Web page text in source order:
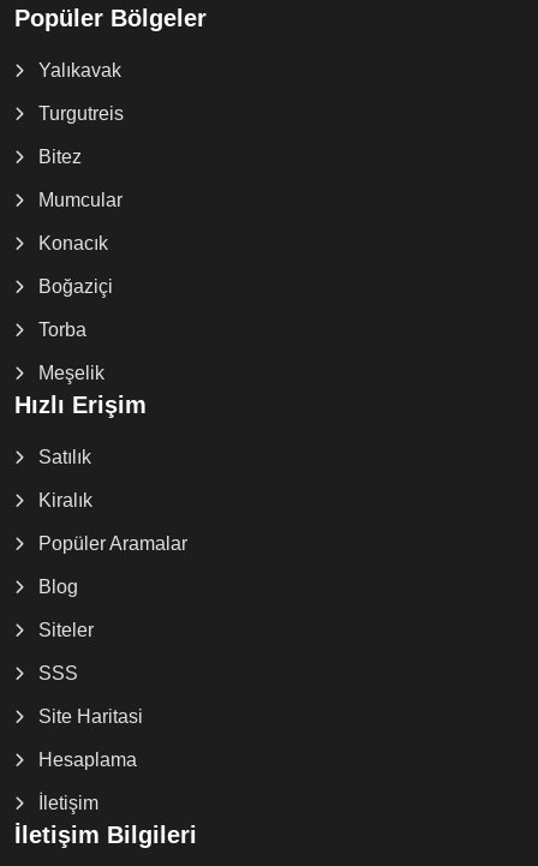
Popüler Bölgeler
Yalıkavak
Turgutreis
Bitez
Mumcular
Konacık
Boğaziçi
Torba
Meşelik
Hızlı Erişim
Satılık
Kiralık
Popüler Aramalar
Blog
Siteler
SSS
Site Haritasi
Hesaplama
İletişim
İletişim Bilgileri